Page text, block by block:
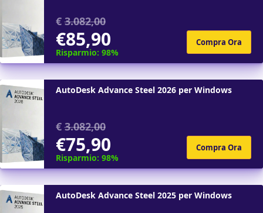
€3.082,00
€85,90
Risparmio: 98%
AutoDesk Advance Steel 2026 per Windows
€3.082,00
€75,90
Risparmio: 98%
AutoDesk Advance Steel 2025 per Windows